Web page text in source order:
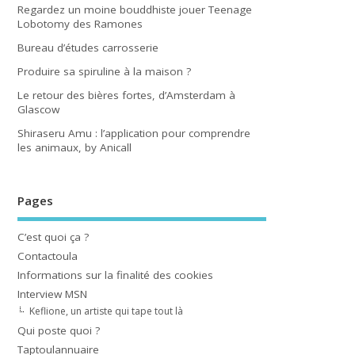
Regardez un moine bouddhiste jouer Teenage
Lobotomy des Ramones
Bureau d’études carrosserie
Produire sa spiruline à la maison ?
Le retour des bières fortes, d’Amsterdam à
Glascow
Shiraseru Amu : l’application pour comprendre
les animaux, by Anicall
Pages
C’est quoi ça ?
Contactoula
Informations sur la finalité des cookies
Interview MSN
Keflione, un artiste qui tape tout là
Qui poste quoi ?
Taptoulannuaire